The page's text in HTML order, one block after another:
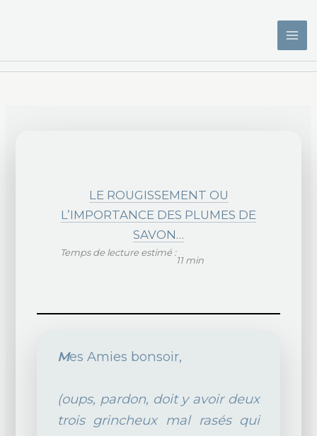
LE ROUGISSEMENT OU
L’IMPORTANCE DES PLUMES DE
SAVON…
Temps de lecture estimé :
11 min
Mes Amies bonsoir,
(oups, pardon, doit y avoir deux
trois grincheux mal rasés qui